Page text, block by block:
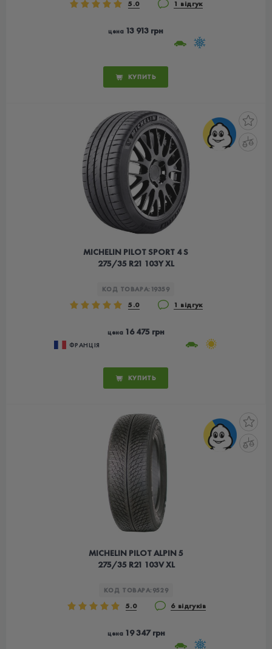
5.0 1 відгук
цена 13 913 грн
КУПИТЬ
MICHELIN PILOT SPORT 4 S
275/35 R21 103Y XL
КОД ТОВАРА: 19359
5.0 1 відгук
цена16 475 грн
ФРАНЦІЯ
КУПИТЬ
MICHELIN PILOT ALPIN 5
275/35 R21 103V XL
КОД ТОВАРА: 9529
5.0 6 відгуків
цена19 347 грн